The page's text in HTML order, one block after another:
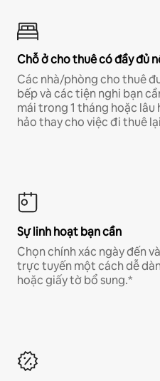
Chỗ ở cho thuê có đầy đủ
Các nhà/phòng cho thuê
bếp và các tiện nghi bạn
mái trong 1 tháng hoặc
hảo thay cho việc đi thuê
Sự linh hoạt bạn cần
Chọn chính xác ngày đến
trực tuyến một cách dễ
hoặc giấy tờ bổ sung.*